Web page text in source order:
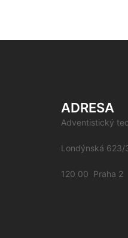
ADRESA
Adventistický
Londýnská 623/
120 00 Praha 2